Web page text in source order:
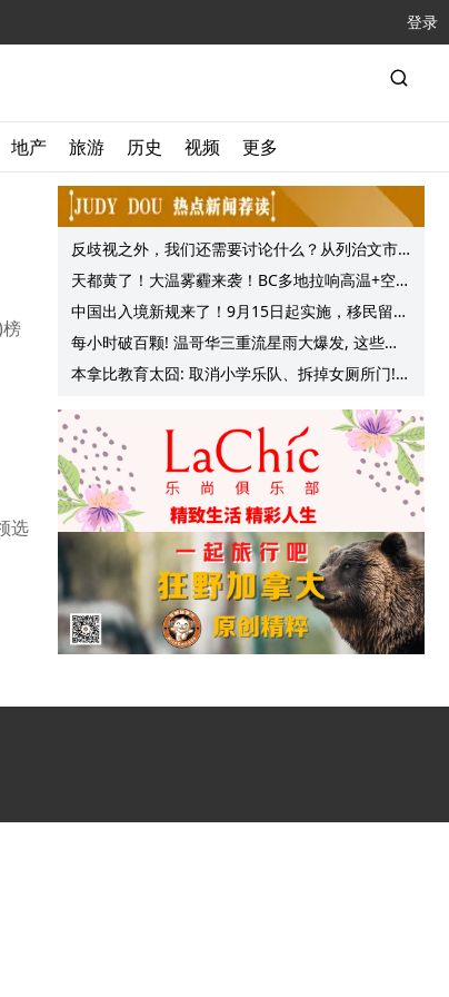
登录
地产 旅游 历史 视频 更多
选
反歧视之外，我们还需要讨论什么？从列治文市
议会一项动议谈起
天都黄了！大温雾霾来袭！BC多地拉响高温+空气
质量预警 最高可达35°C！
中国出入境新规来了！9月15日起实施，移民留学
中介迎来最强监管！
每小时破百颗! 温哥华三重流星雨大爆发, 这些最
佳观赏地点提前收藏!
本拿比教育太囧: 取消小学乐队、拆掉女厕所门!